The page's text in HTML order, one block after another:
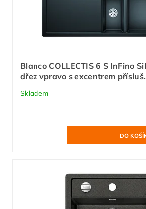
Blanco COLLECTIS 6 S InFino
dřez vpravo s excentrem
Skladem